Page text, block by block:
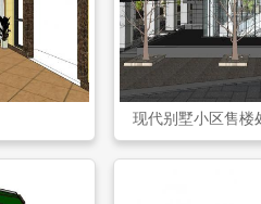
现代别墅小区售楼